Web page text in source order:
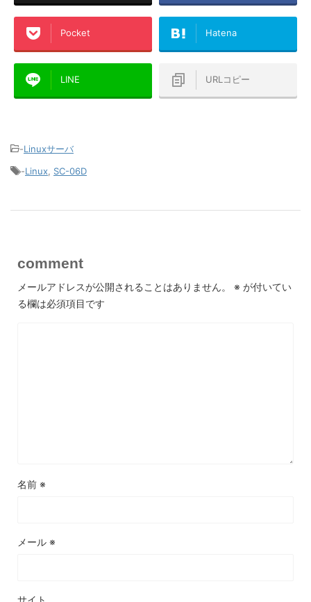
Pocket Hatena
LINE URLコピー
-Linuxサーバ
-Linux SC-06D
comment
メールアドレスが公開されることはありません。 ※ が付いてい
る欄は必須項目です
名前 ※
メール ※
サイト